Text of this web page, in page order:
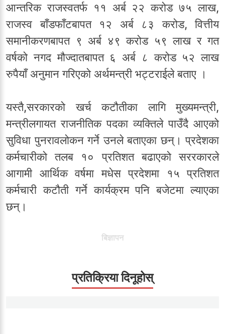
आन्तरिक राजस्वतर्फ ११ अर्ब २२ करोड ७५ लाख,
राजस्व बाँडफाँटबापत १२ अर्ब ८३ करोड, वित्तीय
समानीकरणबापत ९ अर्ब ४९ करोड ५९ लाख र गत
वर्षको नगद मौज्दातबापत ६ अर्ब ८ करोड ५२ लाख
रुपैयाँ अनुमान गरिएको अर्थमन्त्री भट्टराईले बताए ।
यस्तै,सरकारको खर्च कटौतीका लागि मुख्यमन्त्री,
मन्त्रीलगायत राजनीतिक पदका व्यक्तिले पाउँदै आएको
सुविधा पुनरावलोकन गर्ने उनले बताएका छन्। प्रदेशका
कर्मचारीको तलब १० प्रतिशत बढाएको सररकारले
आगामी आर्थिक वर्षमा मधेस प्रदेशमा १५ प्रतिशत
कर्मचारी कटौती गर्ने कार्यक्रम पनि बजेटमा ल्याएका
छन्।
बिज्ञापन
प्रतिक्रिया दिनूहोस्